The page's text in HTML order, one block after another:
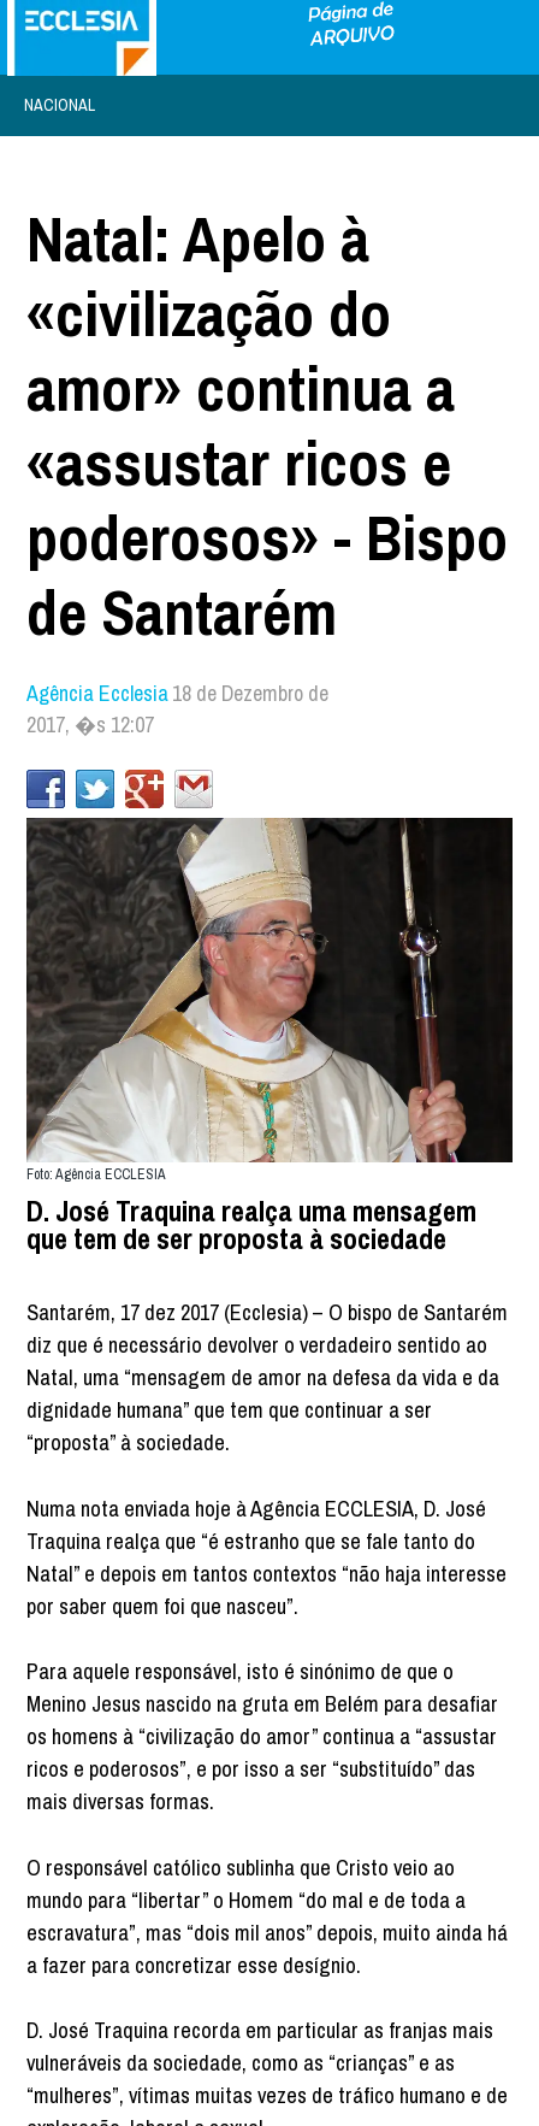
NACIONAL
Natal: Apelo à
«civilização do
amor» continua a
«assustar ricos e
poderosos» - Bispo
de Santarém
Agência Ecclesia18 de Dezembro de
2017, �s 12:07
Foto: Agência ECCLESIA
D. José Traquina realça uma mensagem
que tem de ser proposta à sociedade
Santarém, 17 dez 2017 (Ecclesia) – O bispo de Santarém
diz que é necessário devolver o verdadeiro sentido ao
Natal, uma “mensagem de amor na defesa da vida e da
dignidade humana” que tem que continuar a ser
“proposta” à sociedade.
Numa nota enviada hoje à Agência ECCLESIA, D. José
Traquina realça que “é estranho que se fale tanto do
Natal” e depois em tantos contextos “não haja interesse
por saber quem foi que nasceu”.
Para aquele responsável, isto é sinónimo de que o
Menino Jesus nascido na gruta em Belém para desafiar
os homens à “civilização do amor” continua a “assustar
ricos e poderosos”, e por isso a ser “substituído” das
mais diversas formas.
O responsável católico sublinha que Cristo veio ao
mundo para “libertar” o Homem “do mal e de toda a
escravatura”, mas “dois mil anos” depois, muito ainda há
a fazer para concretizar esse desígnio.
D. José Traquina recorda em particular as franjas mais
vulneráveis da sociedade, como as “crianças” e as
“mulheres”, vítimas muitas vezes de tráfico humano e de